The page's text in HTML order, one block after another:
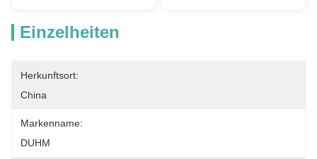
Einzelheiten
Herkunftsort:
China
Markenname:
DUHM